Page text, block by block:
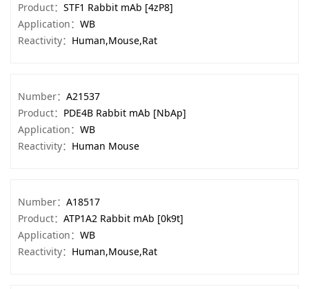
Product： STF1 Rabbit mAb [4zP8]
Application： WB
Reactivity： Human,Mouse,Rat
Number： A21537
Product： PDE4B Rabbit mAb [NbAp]
Application： WB
Reactivity： Human Mouse
Number： A18517
Product： ATP1A2 Rabbit mAb [0k9t]
Application： WB
Reactivity： Human,Mouse,Rat